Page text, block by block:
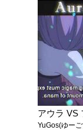
アウラ VS
YuGos(ゆー